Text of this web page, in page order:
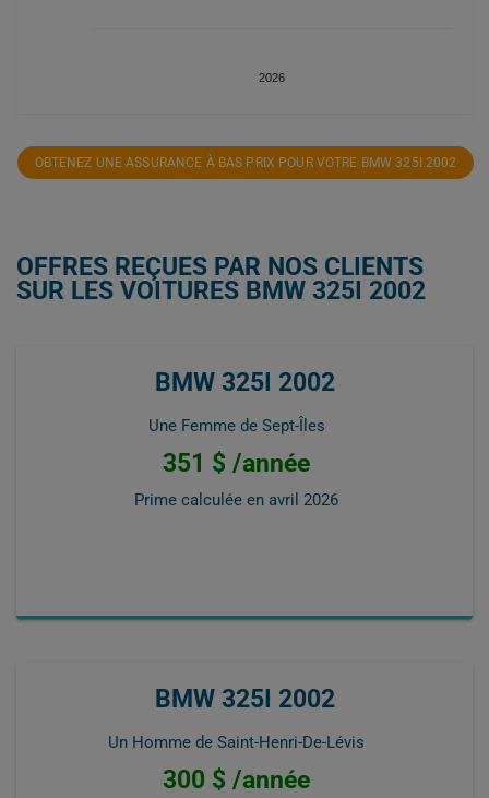
2026
OBTENEZ UNE ASSURANCE À BAS PRIX POUR VOTRE BMW 325I 2002
OFFRES REÇUES PAR NOS CLIENTS
SUR LES VOITURES BMW 325I 2002
BMW 325I 2002
Une Femme de Sept-Îles
351 $ /année
Prime calculée en avril 2026
BMW 325I 2002
Un Homme de Saint-Henri-De-Lévis
300 $ /année